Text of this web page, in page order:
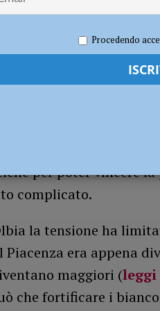
al Fiorenzuola CALCIO
per poter vincere
complicato.
la tensione ha
Piacenza era appena
maggiori (leggi
che fortificare i
Procedendo